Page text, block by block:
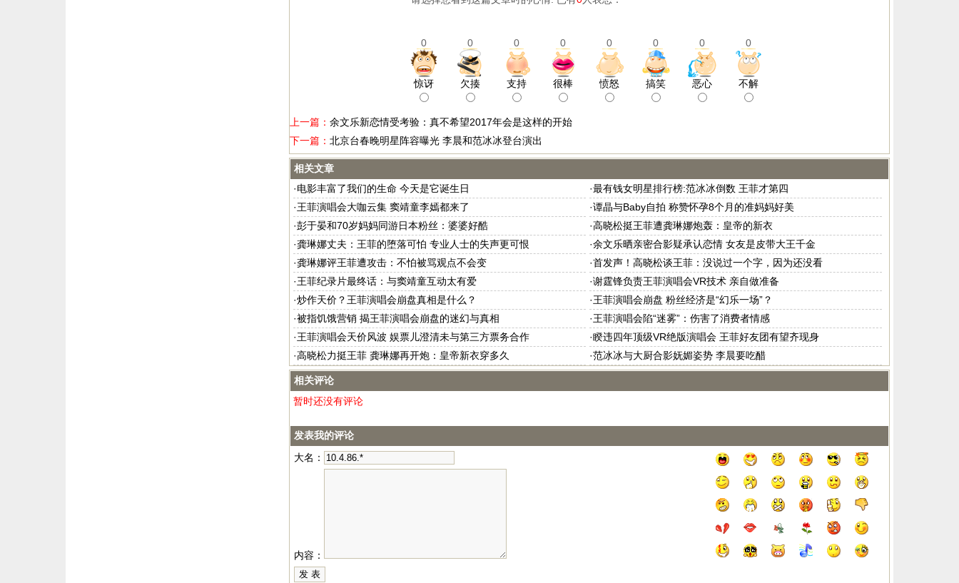
0 0 0 0 0 0 0 0
惊讶 欠揍 支持 很棒 愤怒 搞笑 恶心 不解
上一篇： 余文乐新恋情受考验：真不希望2017年会是这样的开始
下一篇： 北京台春晚明星阵容曝光 李晨和范冰冰登台演出
相关文章
·电影丰富了我们的生命 今天是它诞生日 ·最有钱女明星排行榜:范冰冰倒数 王菲才第四
·王菲演唱会大咖云集 窦靖童李嫣都来了 ·谭晶与Baby自拍 称赞怀孕8个月的准妈妈好美
·彭于晏和70岁妈妈同游日本粉丝：婆婆好酷 ·高晓松挺王菲遭龚琳娜炮轰：皇帝的新衣
·龚琳娜丈夫：王菲的堕落可怕 专业人士的失声更可恨 ·余文乐晒亲密合影疑承认恋情 女友是皮带大王千金
·龚琳娜评王菲遭攻击：不怕被骂观点不会变 ·首发声！高晓松谈王菲：没说过一个字，因为还没看
·王菲纪录片最终话：与窦靖童互动太有爱 ·谢霆锋负责王菲演唱会VR技术 亲自做准备
·炒作天价？王菲演唱会崩盘真相是什么？ ·王菲演唱会崩盘 粉丝经济是“幻乐一场”？
·被指饥饿营销 揭王菲演唱会崩盘的迷幻与真相 ·王菲演唱会陷“迷雾”：伤害了消费者情感
·王菲演唱会天价风波 娱票儿澄清未与第三方票务合作 ·睽违四年顶级VR绝版演唱会 王菲好友团有望齐现身
·高晓松力挺王菲 龚琳娜再开炮：皇帝新衣穿多久 ·范冰冰与大厨合影妩媚姿势 李晨要吃醋
相关评论
暂时还没有评论
发表我的评论
大名：
内容：